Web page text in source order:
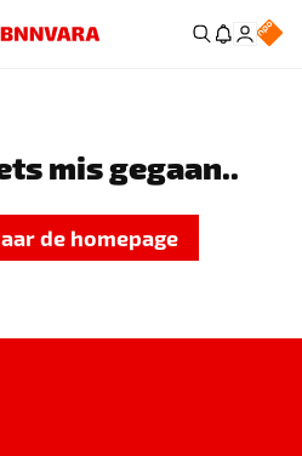
mis gegaan..
de homepage